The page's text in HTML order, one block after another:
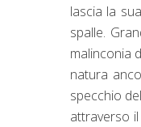
lascia la
spalle.
malinconia
natura
specchio
attraverso